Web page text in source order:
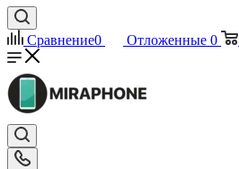
Сравнение0 Отложенные 0